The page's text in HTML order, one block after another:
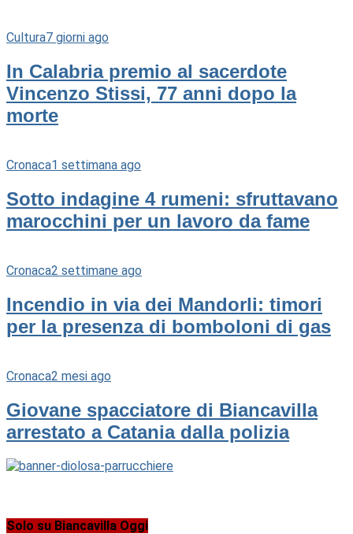
Cultura7 giorni ago
In Calabria premio al sacerdote
Vincenzo Stissi, 77 anni dopo la
morte
Cronaca1 settimana ago
Sotto indagine 4 rumeni: sfruttavano
marocchini per un lavoro da fame
Cronaca2 settimane ago
Incendio in via dei Mandorli: timori
per la presenza di bomboloni di gas
Cronaca2 mesi ago
Giovane spacciatore di Biancavilla
arrestato a Catania dalla polizia
Solo su Biancavilla Oggi